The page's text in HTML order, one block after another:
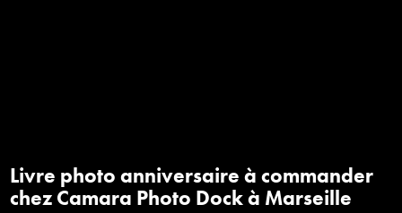
Livre photo anniversaire à commander
chez Camara Photo Dock à Marseille